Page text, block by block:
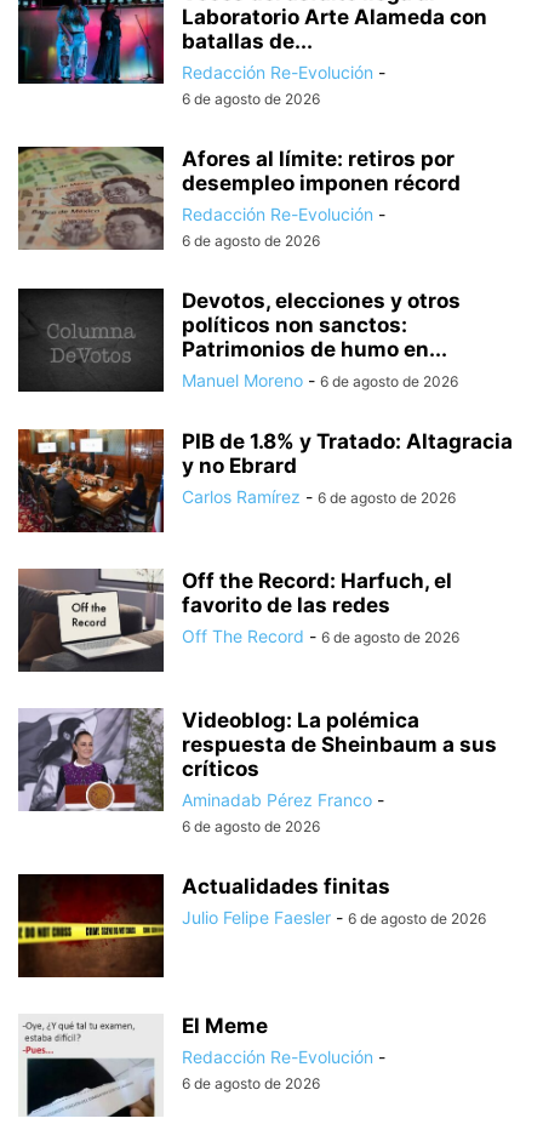
Laboratorio Arte Alameda con
batallas de...
Redacción Re-Evolución -
6 de agosto de 2026
Afores al límite: retiros por
desempleo imponen récord
Redacción Re-Evolución -
6 de agosto de 2026
Devotos, elecciones y otros
políticos non sanctos:
Patrimonios de humo en...
Manuel Moreno - 6 de agosto de 2026
PIB de 1.8% y Tratado: Altagracia
y no Ebrard
Carlos Ramírez - 6 de agosto de 2026
Off the Record: Harfuch, el
favorito de las redes
Off The Record - 6 de agosto de 2026
Videoblog: La polémica
respuesta de Sheinbaum a sus
críticos
Aminadab Pérez Franco -
6 de agosto de 2026
Actualidades finitas
Julio Felipe Faesler - 6 de agosto de 2026
El Meme
Redacción Re-Evolución -
6 de agosto de 2026